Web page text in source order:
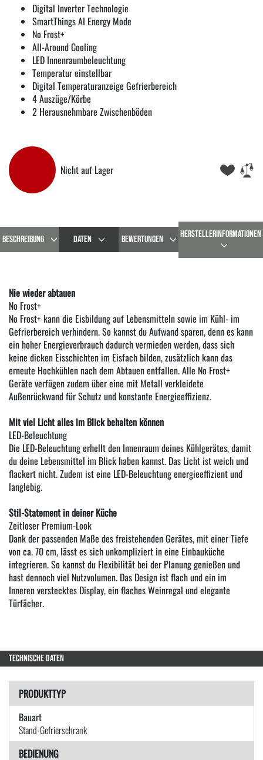
Digital Inverter Technologie
SmartThings AI Energy Mode
No Frost+
All-Around Cooling
LED Innenraumbeleuchtung
Temperatur einstellbar
Digital Temperaturanzeige Gefrierbereich
4 Auszüge/Körbe
2 Herausnehmbare Zwischenböden
Nicht auf Lager
BESCHREIBUNG DATEN BEWERTUNGEN HERSTELLERINFORMATIONEN
Nie wieder abtauen
No Frost+
No Frost+ kann die Eisbildung auf Lebensmitteln sowie im Kühl- im
Gefrierbereich verhindern. So kannst du Aufwand sparen, denn es kann
ein hoher Energieverbrauch dadurch vermieden werden, dass sich
keine dicken Eisschichten im Eisfach bilden, zusätzlich kann das
erneute Hochkühlen nach dem Abtauen entfallen. Alle No Frost+
Geräte verfügen zudem über eine mit Metall verkleidete
Außenrückwand für Schutz und konstante Energieeffizienz.
Mit viel Licht alles im Blick behalten können
LED-Beleuchtung
Die LED-Beleuchtung erhellt den Innenraum deines Kühlgerätes, damit
du deine Lebensmittel im Blick haben kannst. Das Licht ist weich und
flackert nicht. Zudem ist eine LED-Beleuchtung energieeffizient und
langlebig.
Stil-Statement in deiner Küche
Zeitloser Premium-Look
Dank der passenden Maße des freistehenden Gerätes, mit einer Tiefe
von ca. 70 cm, lässt es sich unkompliziert in eine Einbauküche
integrieren. So kannst du Flexibilität bei der Planung genießen und
hast dennoch viel Nutzvolumen. Das Design ist flach und ein im
Inneren verstecktes Display, ein flaches Weinregal und elegante
Türfächer.
TECHNISCHE DATEN
PRODUKTTYP
Bauart
Stand-Gefrierschrank
BEDIENUNG